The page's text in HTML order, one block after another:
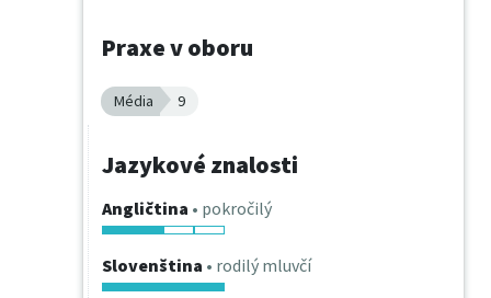
Praxe v oboru
Média 9
Jazykové znalosti
Angličtina • pokročilý
Slovenština • rodilý mluvčí